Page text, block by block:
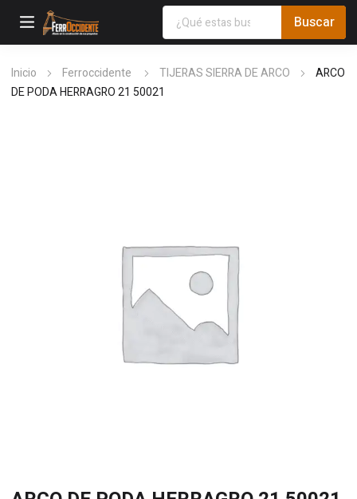
Inicio Ferroccidente TIJERAS SIERRA DE ARCO
ARCO
DE PODA HERRAGRO 21 50021